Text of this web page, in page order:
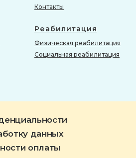
Контакты
Реабилитация
Физическая реабилитация
Социальная реабилитация